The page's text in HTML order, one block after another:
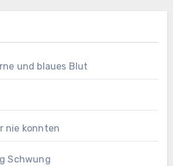
und blaues Blut
nie konnten
Schwung